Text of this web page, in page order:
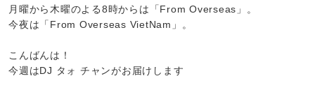
月曜から木曜のよる8時からは「From Overseas」。
今夜は「From Overseas VietNam」。
こんばんは！
今週はDJ タォ チャンがお届けします